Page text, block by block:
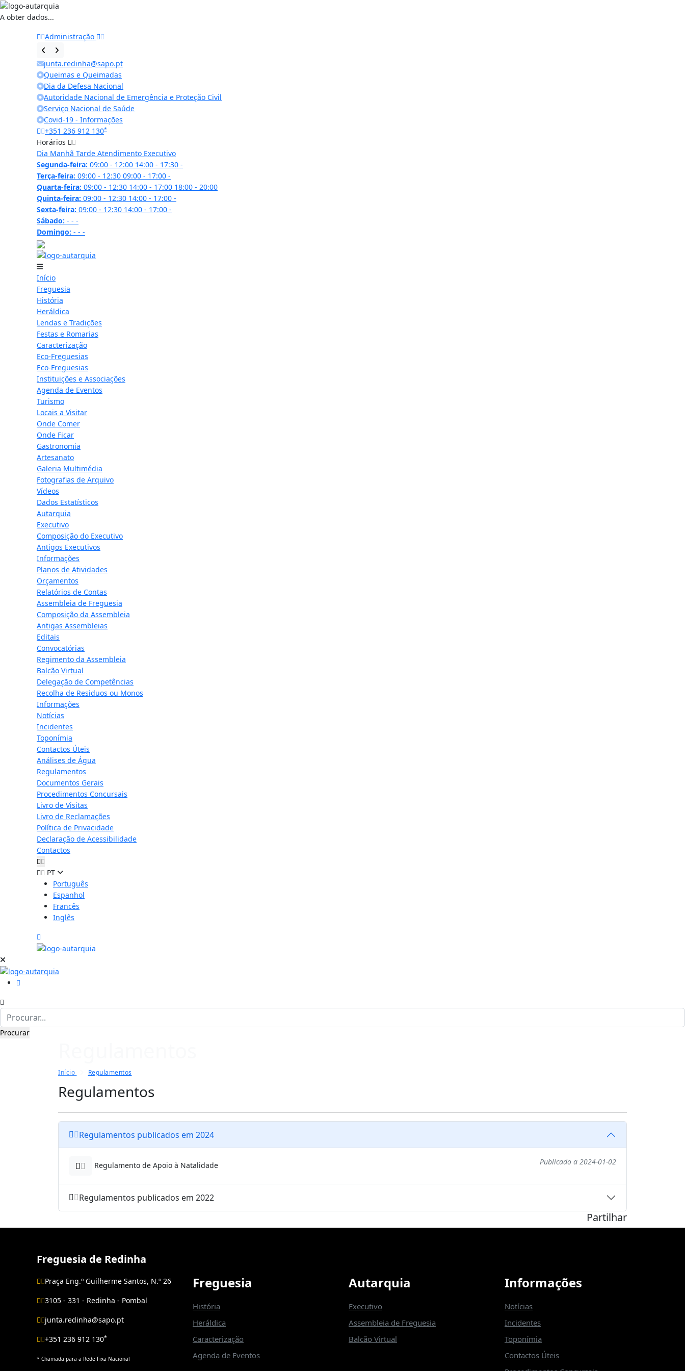
A obter dados...
Administração
junta.redinha@sapo.pt
Queimas e Queimadas
Dia da Defesa Nacional
Autoridade Nacional de Emergência e Proteção Civil
Serviço Nacional de Saúde
Covid-19 - Informações
+351 236 912 130*
Horários
Dia Manhã Tarde Atendimento Executivo
Segunda-feira: 09:00 - 12:00 14:00 - 17:30 -
Terça-feira: 09:00 - 12:30 09:00 - 17:00 -
Quarta-feira: 09:00 - 12:30 14:00 - 17:00 18:00 - 20:00
Quinta-feira: 09:00 - 12:30 14:00 - 17:00 -
Sexta-feira: 09:00 - 12:30 14:00 - 17:00 -
Sábado: - - -
Domingo: - - -
Início
Freguesia
História
Heráldica
Lendas e Tradições
Festas e Romarias
Caracterização
Eco-Freguesias
Eco-Freguesias
Instituições e Associações
Agenda de Eventos
Turismo
Locais a Visitar
Onde Comer
Onde Ficar
Gastronomia
Artesanato
Galeria Multimédia
Fotografias de Arquivo
Vídeos
Dados Estatísticos
Autarquia
Executivo
Composição do Executivo
Antigos Executivos
Informações
Planos de Atividades
Orçamentos
Relatórios de Contas
Assembleia de Freguesia
Composição da Assembleia
Antigas Assembleias
Editais
Convocatórias
Regimento da Assembleia
Balcão Virtual
Delegação de Competências
Recolha de Residuos ou Monos
Informações
Notícias
Incidentes
Toponímia
Contactos Úteis
Análises de Água
Regulamentos
Documentos Gerais
Procedimentos Concursais
Livro de Visitas
Livro de Reclamações
Política de Privacidade
Declaração de Acessibilidade
Contactos
PT
Português
Espanhol
Francês
Inglês
Início Regulamentos
Regulamentos
Regulamentos publicados em 2024
Regulamento de Apoio à Natalidade Publicado a 2024-01-02
Regulamentos publicados em 2022
Partilhar
Freguesia de Redinha
Praça Eng.º Guilherme Santos, N.º 26
3105 - 331 - Redinha - Pombal
junta.redinha@sapo.pt
+351 236 912 130*
* Chamada para a Rede Fixa Nacional
Freguesia
História
Heráldica
Caracterização
Agenda de Eventos
Autarquia
Executivo
Assembleia de Freguesia
Balcão Virtual
Informações
Notícias
Incidentes
Toponímia
Contactos Úteis